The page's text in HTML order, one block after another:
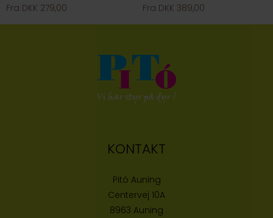
Fra DKK 279,00
Fra DKK 389,00
KONTAKT
Pitó Auning
Centervej 10A
8963 Auning